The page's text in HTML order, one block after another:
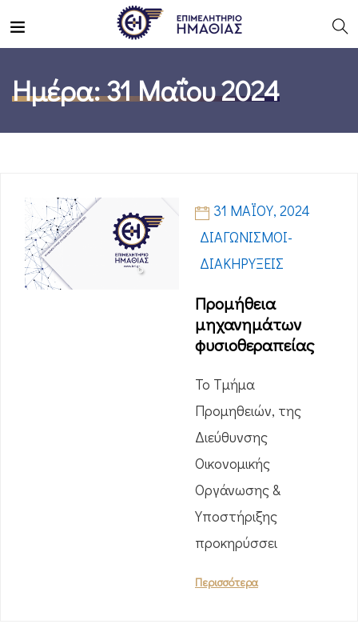
Ημέρα:31 Μαΐου 2024
31 ΜΑΪ́ΟΥ, 2024
ΔΙΑΓΩΝΙΣΜΟΊ-
ΔΙΑΚΗΡΎΞΕΙΣ
Προμήθεια
μηχανημάτων
φυσιοθεραπείας
Το Τμήμα
Προμηθειών, της
Διεύθυνσης
Οικονομικής
Οργάνωσης &
Υποστήριξης
προκηρύσσει
Περισσότερα